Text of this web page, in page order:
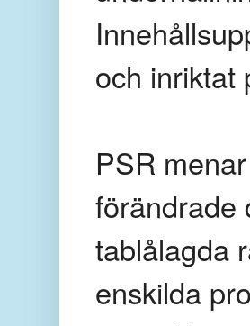
och inriktat
PSR
förändrade
tablålagda
enskilda